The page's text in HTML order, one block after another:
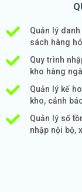
Quản lý
sách hàng
Quy trình
kho hàng
Quản lý kế
kho, cảnh
Quản lý số
nhập nội bộ,